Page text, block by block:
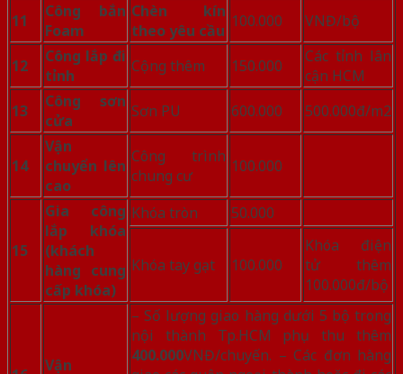
11
Công bắn
Foam
Chèn kín
theo yêu cầu 100.000 VNĐ/bộ
12
Công lắp đi
tỉnh
Cộng thêm 150.000
Các tỉnh lân
cận HCM
13
Công sơn
cửa
Sơn PU 600.000 500.000đ/m2
14
Vận
chuyển lên
cao
Công trình
chung cư
100.000
15
Gia công
lắp khóa
(khách
hàng cung
cấp khóa)
Khóa tròn 50.000
Khóa tay gạt 100.000
Khóa điện
tử thêm
100.000đ/bộ
Vận
– Số lượng giao hàng dưới 5 bộ trong
nội thành Tp.HCM phụ thu thêm
400.000VNĐ/chuyến. – Các đơn hàng